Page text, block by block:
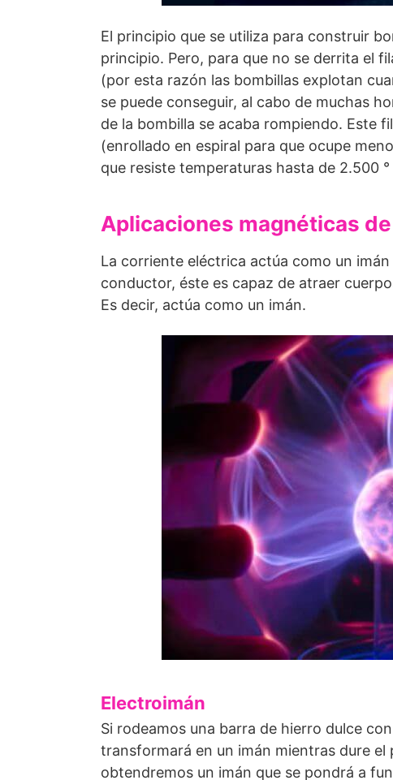
El principio que se utiliza para construir
principio. Pero, para que no se derrita el
(por esta razón las bombillas explotan
se puede conseguir, al cabo de muchas
de la bombilla se acaba rompiendo. Este
(enrollado en espiral para que ocupe
que resiste temperaturas hasta de 2.500
Aplicaciones magnéticas
La corriente eléctrica actúa como un
conductor, éste es capaz de atraer
Es decir, actúa como un imán.
Electroimán
Si rodeamos una barra de hierro dulce
transformará en un imán mientras dure
obtendremos un imán que se pondrá a